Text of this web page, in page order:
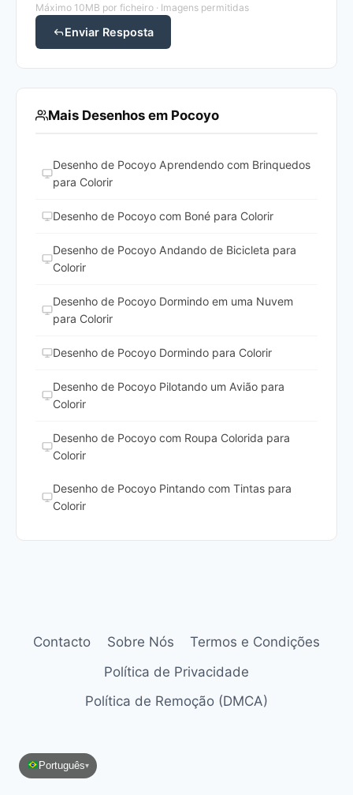
Máximo 10MB por ficheiro · Imagens permitidas
Enviar Resposta
Mais Desenhos em Pocoyo
Desenho de Pocoyo Aprendendo com Brinquedos
para Colorir
Desenho de Pocoyo com Boné para Colorir
Desenho de Pocoyo Andando de Bicicleta para
Colorir
Desenho de Pocoyo Dormindo em uma Nuvem
para Colorir
Desenho de Pocoyo Dormindo para Colorir
Desenho de Pocoyo Pilotando um Avião para
Colorir
Desenho de Pocoyo com Roupa Colorida para
Colorir
Desenho de Pocoyo Pintando com Tintas para
Colorir
Contacto Sobre Nós
Termos e Condições
Política de Privacidade
Política de Remoção (DMCA)
Português▾